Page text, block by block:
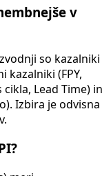
v
so kazalniki
kazalniki (FPY,
Lead Time) in
Izbira je odvisna